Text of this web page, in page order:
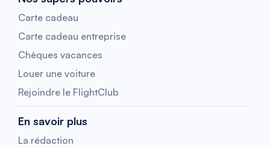
Carte cadeau
Carte cadeau entreprise
Chèques vacances
Louer une voiture
Rejoindre le FlightClub
En savoir plus
La rédaction